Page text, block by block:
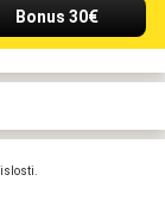
Bonus 30€